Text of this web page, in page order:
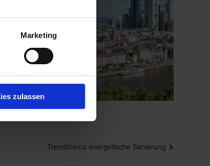
Marketing
zulassen
Nächster
Trendthema energetische Sanierung